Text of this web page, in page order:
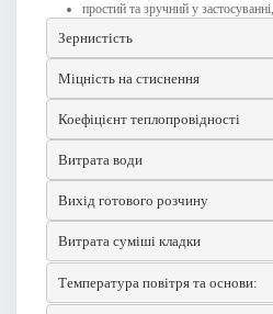
простий та зручний у
Зернистість
Міцність на стиснення
Коефіцієнт теплопровідності
Витрата води
Вихід готового розчину
Витрата суміші кладки
Температура повітря та основи: